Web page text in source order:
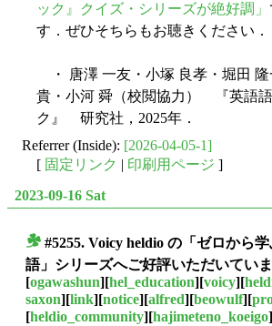
ック』クイズ・シリーズが絶好調」
す．ぜひそちらもお聴きください．
・ 唐澤 一友・小塚 良孝・堀田 隆
貴・小河 舜（校閲協力） 『英語
ク』 研究社，2025年．
Referrer (Inside): [2026-04-05-1]
[ 固定リンク | 印刷用ページ ]
2023-09-16 Sat
#5255. Voicy heldio の「ゼロから
語」シリーズへご好評いただいてい
[ogawashun][hel_education][voicy][
saxon][link][notice][alfred][beowulf][
[heldio_community][hajimeteno_koeigo]